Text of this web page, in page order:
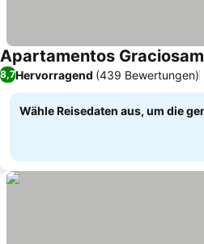
Apartamentos
8,7Hervorragend (439 Bewertungen)
Wähle Reisedaten aus, um die